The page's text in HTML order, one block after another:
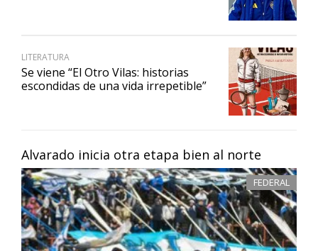
Alvarado inicia otra etapa bien al norte
FEDERAL
LITERATURA
Se viene “El Otro Vilas: historias
escondidas de una vida irrepetible”